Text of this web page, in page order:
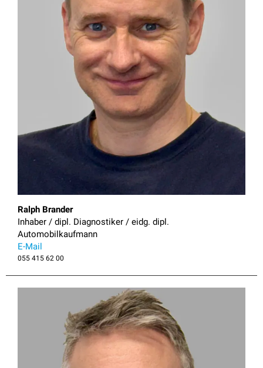
Ralph Brander
Inhaber / dipl. Diagnostiker / eidg. dipl.
Automobilkaufmann
E-Mail
055 415 62 00